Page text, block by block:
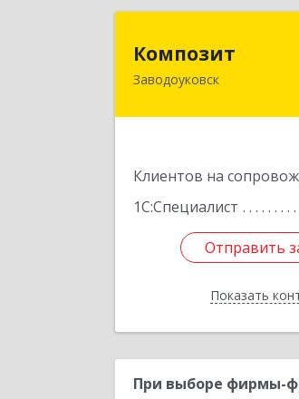
Композит
Заводоуковск
Клиентов на
1С:Специалист
Отправить
Показать
Отправить
Назад
При выборе фирмы-